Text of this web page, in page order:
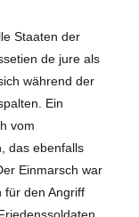
Staaten der
de jure als
während der
Ein
vom
das ebenfalls
Einmarsch war
für den Angriff